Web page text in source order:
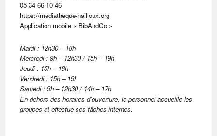
05 34 66 10 46
https://mediatheque-nailloux.org
Application mobile « BibAndCo »
Mardi : 12h30 – 18h
Mercredi : 9h – 12h30 / 15h – 19h
Jeudi : 15h – 18h
Vendredi : 15h – 19h
Samedi : 9h – 12h30 / 14h – 17h
En dehors des horaires d’ouverture, le personnel accueille les
groupes et effectue ses tâches internes.